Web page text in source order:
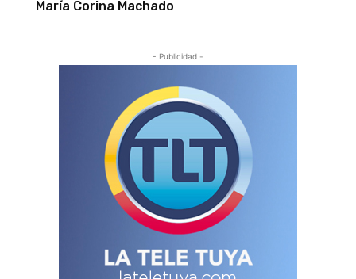
María Corina Machado
- Publicidad -